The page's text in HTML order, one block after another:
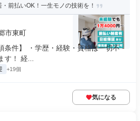
前払いOK！一生モノの技術を！
市東町
条件】 ・学歴・経験・資格は一切不
す！ 経...
+19個
気になる